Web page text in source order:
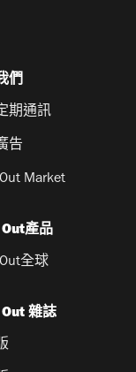
們
期通訊
告
Market
產品
全球
雜誌